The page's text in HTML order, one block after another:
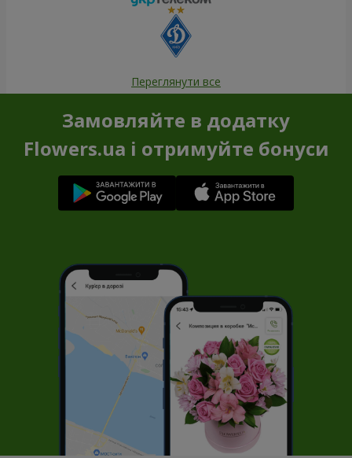
Переглянути все
Замовляйте в додатку
Flowers.ua і отримуйте бонуси